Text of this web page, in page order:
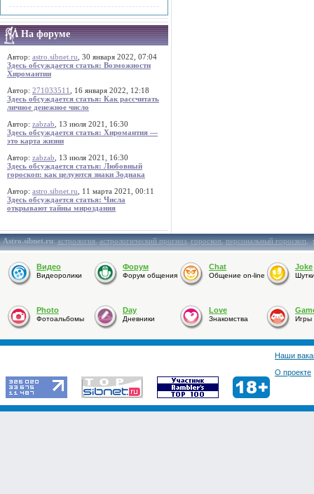
На форуме
Автор: astro.sibnet.ru , 30 января 2022, 07:04
Здесь обсуждается статья: Возможности
Хиромантии
Автор: 271033511
, 16 января 2022, 12:18
Здесь обсуждается статья: Как рассчитать
личное денежное число
Автор: zabzab , 13 июля 2021, 16:30
Здесь обсуждается статья: Хиромантия —
это карта жизни
Автор: zabzab , 13 июля 2021, 16:30
Здесь обсуждается статья: Любовный
гороскоп: как целуются знаки Зодиака
Автор: astro.sibnet.ru , 11 марта 2021, 00:11
Здесь обсуждается статья: Числа
открывают тайны мироздания
Astro.sibnet.ru:астрология,астрологический прогноз,гороскоп,персональный гороскоп,
Видео
Видеоролики
Форум
Форум общения
Chat
Общение on-line
Joke
Photo
Фотоальбомы
Day
Дневники
Love
Знакомства Игры
Наши
О проекте